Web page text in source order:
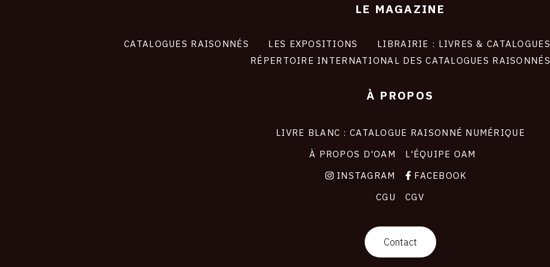
LE MAGAZINE
CATALOGUES RAISONNÉS LES EXPOSITIONS LIBRAIRIE : LIVRES & CATALOGUES
RÉPERTOIRE INTERNATIONAL DES CATALOGUES RAISONNÉS
À PROPOS
LIVRE BLANC : CATALOGUE RAISONNÉ NUMÉRIQUE
À PROPOS D'OAM
L'ÉQUIPE OAM
INSTAGRAM
FACEBOOK
CGU
CGV
Contact